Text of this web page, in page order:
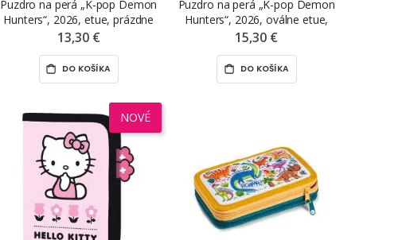
Puzdro na perá „K-pop Demon
Hunters“, 2026, etue, prázdne
13,30 €
DO KOŠÍKA
Puzdro na perá „K-pop Demon
Hunters“, 2026, oválne etue,
prázdne
15,30 €
DO KOŠÍKA
NOVÉ